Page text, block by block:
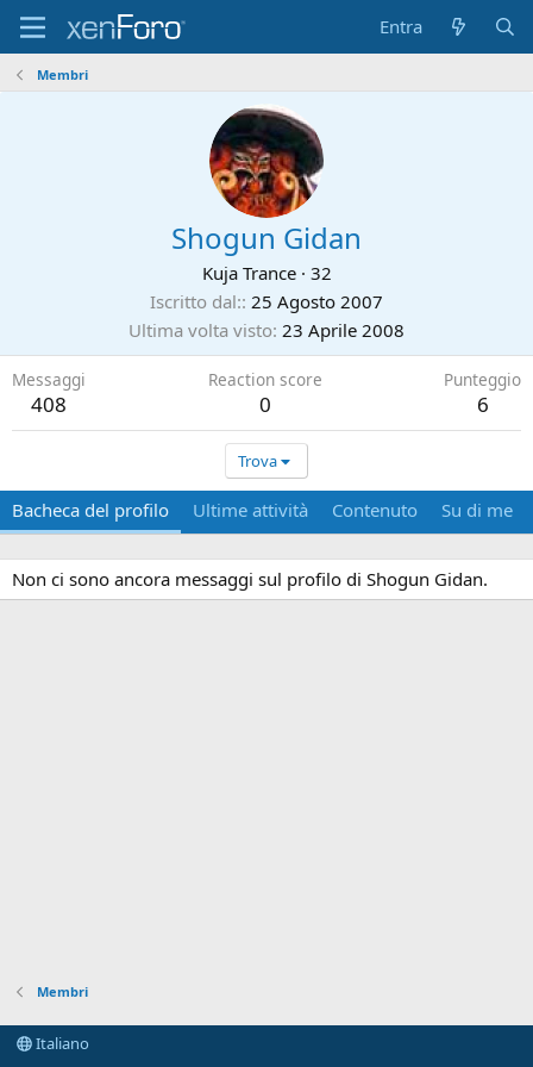
Entra
Membri
Shogun Gidan
Kuja Trance · 32
Iscritto dal: 25 Agosto 2007
Ultima volta visto 23 Aprile 2008
Messaggi
408
Reaction score
0
Punteggio
6
Trova
Bacheca del profilo Ultime attività Contenuto Su di me
Non ci sono ancora messaggi sul profilo di Shogun Gidan.
Membri
Italiano